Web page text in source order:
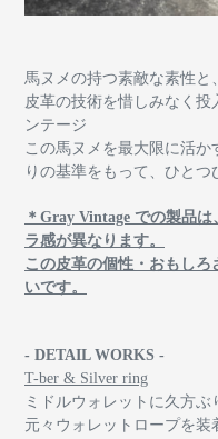
馬ヌメの持つ素敵な素性と
皮革の技術を惜しみなく投
ンテージ
この馬ヌメを最大限に活か
りの基準をもって、ひと
＊Gray Vintage での製品
ラ感が異なります。
この皮革の個性・おもし
いです。
- DETAIL WORKS -
T-ber & Silver ring
ミドルウォレットに久方
元々ウォレットロープを装